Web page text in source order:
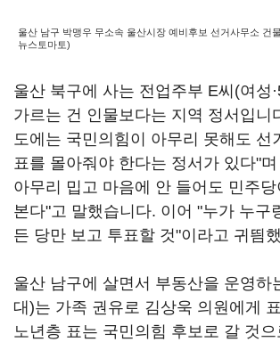
울산 남구 박맹우 무소속 울산시장 예비후보 선거사무소 건
뉴스토마토)
울산 북구에 사는 전업주부 E씨(여성 ·
가르는 건 인물보다는 지역 정서입니
도에는 국민의힘이 아무리 못해도 선
표를 몰아줘야 한다는 정서가 있다"
아무리 밉고 마음에 안 들어도 민주
본다"고 말했습니다. 이어 "누가 누구
든 당만 보고 투표할 것"이라고 귀띔
울산 남구에 살면서 부동산을 운영하
대)는 가족 권유로 김상욱 의원에게
노년층 표는 국민의힘 후보로 갈 것으